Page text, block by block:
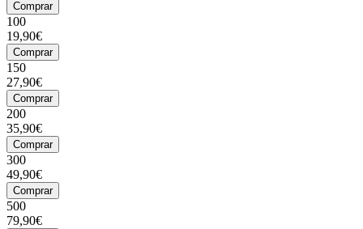
Comprar
100
19,90€
Comprar
150
27,90€
Comprar
200
35,90€
Comprar
300
49,90€
Comprar
500
79,90€